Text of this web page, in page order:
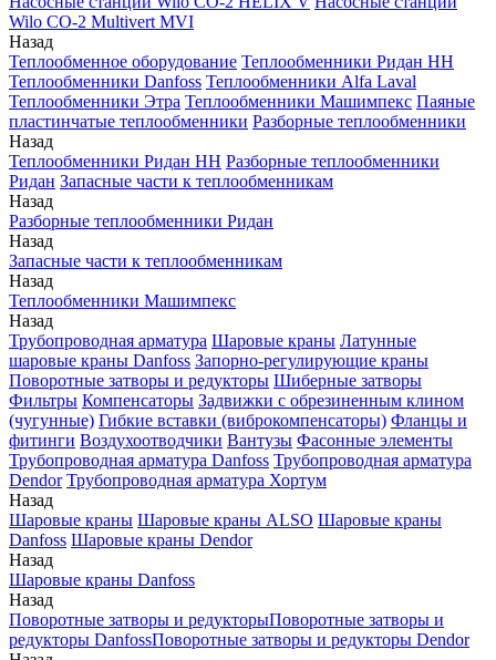
Wilo CO-2 Multivert MVI
Назад
Теплообменное оборудование Теплообменники Ридан НН
Теплообменники Danfoss Теплообменники Alfa Laval
Теплообменники Этра Теплообменники Машимпекс Паяные
пластинчатые теплообменники Разборные теплообменники
Назад
Теплообменники Ридан НН Разборные теплообменники
Ридан Запасные части к теплообменникам
Назад
Разборные теплообменники Ридан
Назад
Запасные части к теплообменникам
Назад
Теплообменники Машимпекс
Назад
Трубопроводная арматура Шаровые краны Латунные
шаровые краны Danfoss Запорно-регулирующие краны
Поворотные затворы и редукторы Шиберные затворы
Фильтры Компенсаторы Задвижки с обрезиненным клином
(чугунные) Гибкие вставки (виброкомпенсаторы) Фланцы и
фитинги Воздухоотводчики Вантузы Фасонные элементы
Трубопроводная арматура Danfoss Трубопроводная арматура
Dendor Трубопроводная арматура Хортум
Назад
Шаровые краны Шаровые краны ALSO Шаровые краны
Danfoss Шаровые краны Dendor
Назад
Шаровые краны Danfoss
Назад
Поворотные затворы и редукторыПоворотные затворы и
редукторы DanfossПоворотные затворы и редукторы Dendor